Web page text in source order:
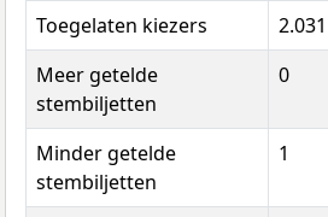
Toegelaten kiezers
2.031
Meer getelde
stembiljetten
0
Minder getelde
stembiljetten
1